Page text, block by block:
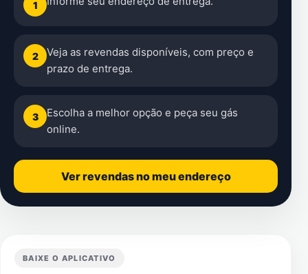
1
2
Veja as revendas disponíveis, com preço e
prazo de entrega.
3
Escolha a melhor opção e peça seu gás
online.
Ver revendas no meu endereço
BAIXE O APLICATIVO